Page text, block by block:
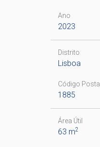
Ano
2023
Distrito
Lisboa
Código Postal
1885
Área Útil
63 m2